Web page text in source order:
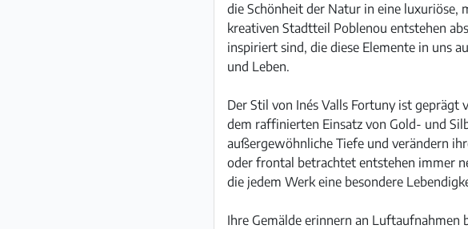
die Schönheit der Natur in eine luxuriöse,
kreativen Stadtteil Poblenou entstehen
inspiriert sind, die diese Elemente in uns
und Leben.
Der Stil von Inés Valls Fortuny ist
dem raffinierten Einsatz von Gold- und
außergewöhnliche Tiefe und verändern
oder frontal betrachtet entstehen immer
die jedem Werk eine besondere
Ihre Gemälde erinnern an Luftaufnahmen